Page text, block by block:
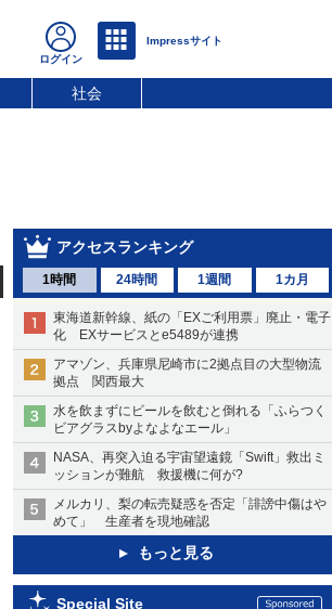
社会
アクセスランキング
1時間 24時間 1週間 1カ月
東海道新幹線、紙の「EXご利用票」廃止・電子
化 EXサービスとe5489が連携
アマゾン、兵庫県尼崎市に2拠点目の大型物流
拠点 関西最大
水を飲まずにビールを飲むと倒れる「ふらつく
ビアグラスbyよなよなエール」
NASA、再突入迫る宇宙望遠鏡「Swift」救出ミ
ッションが難航 救援機に何が?
メルカリ、梨の転売疑惑を否定「誹謗中傷はや
めて」 生産者を現地確認
もっと見る
Special Site